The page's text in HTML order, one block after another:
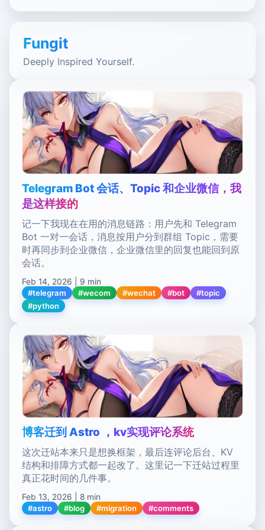
Fungit
Deeply Inspired Yourself.
Telegram Bot 会话、Topic 和企业微信，我
是这样接的
记一下我现在在用的消息链路：用户先和 Telegram
Bot 一对一会话，消息按用户分到群组 Topic，需要
时再同步到企业微信，企业微信里的回复也能回到原
会话。
Feb 14, 2026 | 9 min
#telegram
#wecom #wechat #bot
#topic
#python
博客迁到 Astro ，kv实现评论系统
这次迁站本来只是想换框架，最后连评论后台、KV
结构和排障方式都一起改了。这里记一下迁站过程里
真正花时间的几件事。
Feb 13, 2026 | 8 min
#astro
#blog #migration #comments